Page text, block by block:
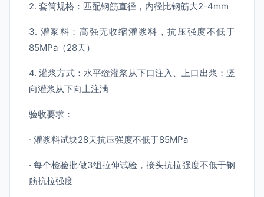
2. 套筒规格：匹配钢筋直径，内径比钢筋大2-4mm
3. 灌浆料：高强无收缩灌浆料，抗压强度不低于
85MPa（28天）
4. 灌浆方式：水平缝灌浆从下口注入、上口出浆；竖
向灌浆从下向上注满
验收要求：
· 灌浆料试块28天抗压强度不低于85MPa
· 每个检验批做3组拉伸试验，接头抗拉强度不低于钢
筋抗拉强度